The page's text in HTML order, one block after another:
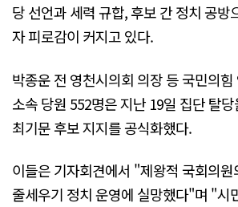
당 선언과 세력 규합, 후보 간 정치 공방
자 피로감이 커지고 있다.
박종운 전 영천시의회 의장 등 국민의
소속 당원 552명은 지난 19일 집단 탈
최기문 후보 지지를 공식화했다.
이들은 기자회견에서 "제왕적 국회의
줄세우기 정치 운영에 실망했다"며 "시